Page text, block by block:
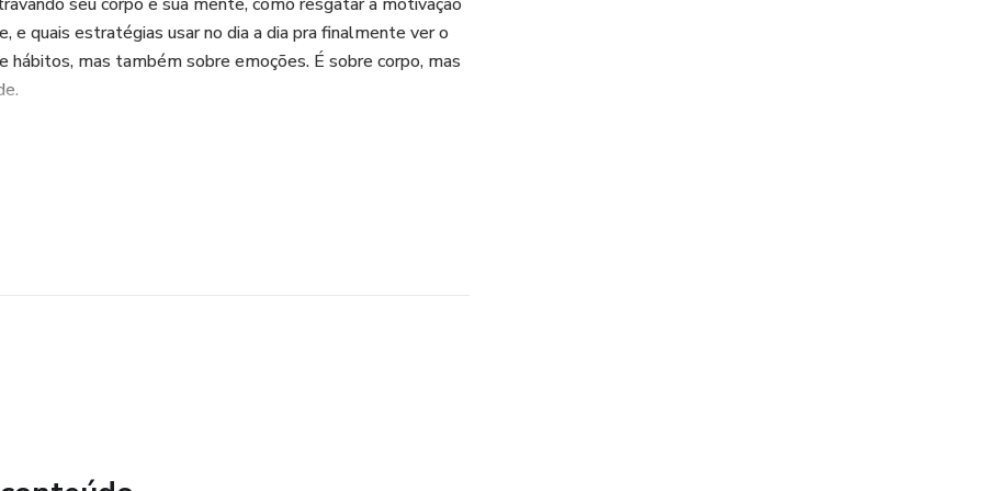
e quais estratégias usar no dia a dia pra finalmente ver o
hábitos, mas também sobre emoções. É sobre corpo, mas